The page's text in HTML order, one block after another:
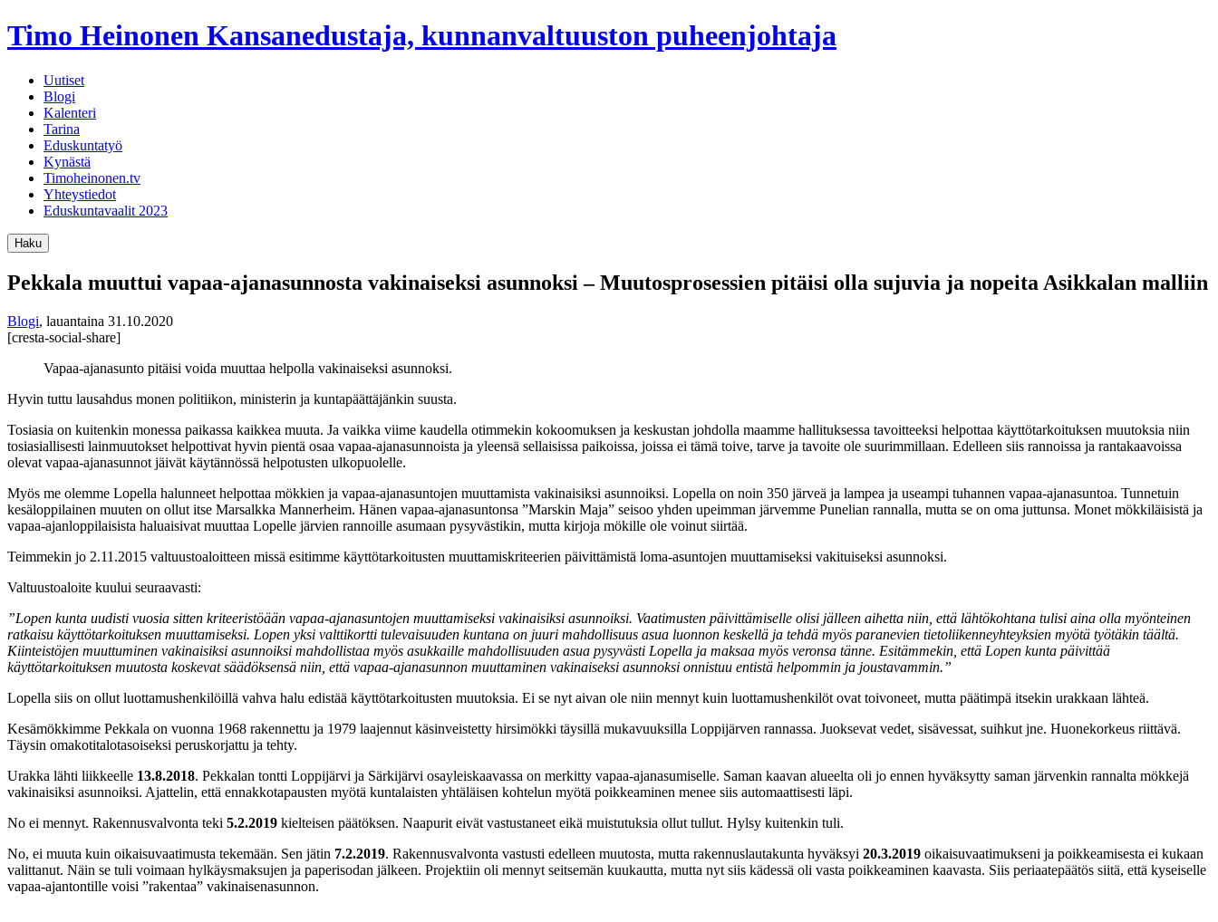
Timo Heinonen Kansanedustaja, kunnanvaltuuston puheenjohtaja
Uutiset
Blogi
Kalenteri
Tarina
Eduskuntatyö
Kynästä
Timoheinonen.tv
Yhteystiedot
Eduskuntavaalit 2023
Haku
Pekkala muuttui vapaa-ajanasunnosta vakinaiseksi asunnoksi – Muutosprosessien pitäisi olla sujuvia ja nopeita Asikkalan malliin
Blogi, lauantaina 31.10.2020
[cresta-social-share]
Vapaa-ajanasunto pitäisi voida muuttaa helpolla vakinaiseksi asunnoksi.
Hyvin tuttu lausahdus monen politiikon, ministerin ja kuntapäättäjänkin suusta.
Tosiasia on kuitenkin monessa paikassa kaikkea muuta. Ja vaikka viime kaudella otimmekin kokoomuksen ja keskustan johdolla maamme hallituksessa tavoitteeksi helpottaa käyttötarkoituksen muutoksia niin
tosiasiallisesti lainmuutokset helpottivat hyvin pientä osaa vapaa-ajanasunnoista ja yleensä sellaisissa paikoissa, joissa ei tämä toive, tarve ja tavoite ole suurimmillaan. Edelleen siis rannoissa ja rantakaavoissa
olevat vapaa-ajanasunnot jäivät käytännössä helpotusten ulkopuolelle.
Myös me olemme Lopella halunneet helpottaa mökkien ja vapaa-ajanasuntojen muuttamista vakinaisiksi asunnoiksi. Lopella on noin 350 järveä ja lampea ja useampi tuhannen vapaa-ajanasuntoa. Tunnetuin
kesäloppilainen muuten on ollut itse Marsalkka Mannerheim. Hänen vapaa-ajanasuntonsa ”Marskin Maja” seisoo yhden upeimman järvemme Punelian rannalla, mutta se on oma juttunsa. Monet mökkiläisistä ja
vapaa-ajanloppilaisista haluaisivat muuttaa Lopelle järvien rannoille asumaan pysyvästikin, mutta kirjoja mökille ole voinut siirtää.
Teimmekin jo 2.11.2015 valtuustoaloitteen missä esitimme käyttötarkoitusten muuttamiskriteerien päivittämistä loma-asuntojen muuttamiseksi vakituiseksi asunnoksi.
Valtuustoaloite kuului seuraavasti:
”Lopen kunta uudisti vuosia sitten kriteeristöään vapaa-ajanasuntojen muuttamiseksi vakinaisiksi asunnoiksi. Vaatimusten päivittämiselle olisi jälleen aihetta niin, että lähtökohtana tulisi aina olla myönteinen
ratkaisu käyttötarkoituksen muuttamiseksi. Lopen yksi valttikortti tulevaisuuden kuntana on juuri mahdollisuus asua luonnon keskellä ja tehdä myös paranevien tietoliikenneyhteyksien myötä työtäkin täältä.
Kiinteistöjen muuttuminen vakinaisiksi asunnoiksi mahdollistaa myös asukkaille mahdollisuuden asua pysyvästi Lopella ja maksaa myös veronsa tänne. Esitämmekin, että Lopen kunta päivittää
käyttötarkoituksen muutosta koskevat säädöksensä niin, että vapaa-ajanasunnon muuttaminen vakinaiseksi asunnoksi onnistuu entistä helpommin ja joustavammin.”
Lopella siis on ollut luottamushenkilöillä vahva halu edistää käyttötarkoitusten muutoksia. Ei se nyt aivan ole niin mennyt kuin luottamushenkilöt ovat toivoneet, mutta päätimpä itsekin urakkaan lähteä.
Kesämökkimme Pekkala on vuonna 1968 rakennettu ja 1979 laajennut käsinveistetty hirsimökki täysillä mukavuuksilla Loppijärven rannassa. Juoksevat vedet, sisävessat, suihkut jne. Huonekorkeus riittävä.
Täysin omakotitalotasoiseksi peruskorjattu ja tehty.
Urakka lähti liikkeelle 13.8.2018. Pekkalan tontti Loppijärvi ja Särkijärvi osayleiskaavassa on merkitty vapaa-ajanasumiselle. Saman kaavan alueelta oli jo ennen hyväksytty saman järvenkin rannalta mökkejä
vakinaisiksi asunnoiksi. Ajattelin, että ennakkotapausten myötä kuntalaisten yhtäläisen kohtelun myötä poikkeaminen menee siis automaattisesti läpi.
No ei mennyt. Rakennusvalvonta teki 5.2.2019 kielteisen päätöksen. Naapurit eivät vastustaneet eikä muistutuksia ollut tullut. Hylsy kuitenkin tuli.
No, ei muuta kuin oikaisuvaatimusta tekemään. Sen jätin 7.2.2019. Rakennusvalvonta vastusti edelleen muutosta, mutta rakennuslautakunta hyväksyi 20.3.2019 oikaisuvaatimukseni ja poikkeamisesta ei kukaan
valittanut. Näin se tuli voimaan hylkäysmaksujen ja paperisodan jälkeen. Projektiin oli mennyt seitsemän kuukautta, mutta nyt siis kädessä oli vasta poikkeaminen kaavasta. Siis periaatepäätös siitä, että kyseiselle
vapaa-ajantontille voisi ”rakentaa” vakinaisenasunnon.